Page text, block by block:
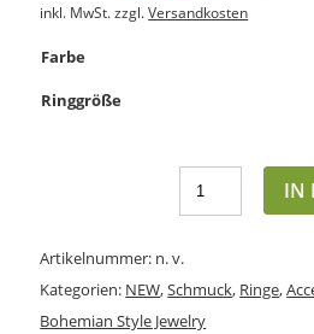
inkl. MwSt. zzgl.Versandkosten
Farbe
Ringgröße
IN
Artikelnummer: n. v.
Kategorien: NEW,Schmuck, Ringe,
Bohemian Style Jewelry